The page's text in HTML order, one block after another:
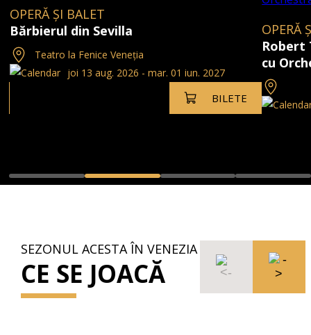
OPERĂ ȘI BALET
Bărbierul din Sevilla
Teatro la Fenice Veneția
joi 13 aug. 2026 - mar. 01 iun. 2027
BILETE
OPERĂ
Robert
cu
SEZONUL ACESTA ÎN VENEZIA
CE SE JOACĂ